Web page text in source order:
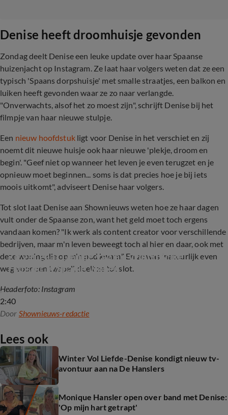
Denise heeft droomhuisje gevonden
Zondag deelt Denise een leuke update over haar Spaanse
huizenjacht op Instagram. Ze laat haar volgers weten dat ze een
typisch 'Spaans dorpshuisje' met smalle straatjes, een balkon en
luiken heeft gevonden waar ze zo naar verlangde.
"Onverwachts, alsof het zo moest zijn", schrijft Denise bij het
filmpje van haar nieuwe stulpje.
Een nieuw hoofdstukligt voor Denise in het verschiet en zij
noemt dit nieuwe huisje ook haar nieuwe 'plekje, droom en
begin'. "Geef niet op wanneer het leven je even terugzet en je
opnieuw moet beginnen... soms is dat precies hoe je bij iets
moois uitkomt", adviseert Denise haar volgers.
Tot slot laat Denise aan Shownieuws weten hoe ze haar dagen
vult onder de Spaanse zon, want het geld moet toch ergens
vandaan komen? "Ik werk als content creator voor verschillende
bedrijven, maar m'n leven beweegt toch al hier en daar, ook met
deze woning die op m'n pad kwam." En ze was 'natuurlijk even
weg voor een tv/spel', deelt ze tot slot.
2:40
Zó ver gaat Denise van ex-vriend Mike
Hansler in Spanje wonen
Headerfoto: Instagram
Door Shownieuws-redactie
Lees ook
Winter Vol Liefde-Denise kondigt nieuw tv-
avontuur aan na De Hanslers
Monique Hansler open over band met Denise:
'Op mijn hart getrapt'